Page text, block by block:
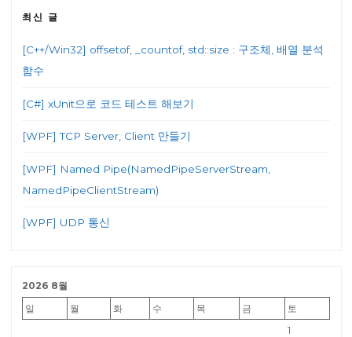
최신 글
[C++/Win32] offsetof, _countof, std::size : 구조체, 배열 분석
함수
[C#] xUnit으로 코드 테스트 해보기
[WPF] TCP Server, Client 만들기
[WPF] Named Pipe(NamedPipeServerStream,
NamedPipeClientStream)
[WPF] UDP 통신
2026 8월
일
월 화 수 목 금
토
1